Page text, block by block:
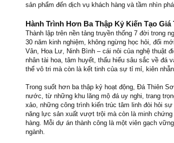
sản phẩm đến dịch vụ khách hàng và tầm nhìn
Hành Trình Hơn Ba Thập Kỷ Kiến Tạo
Thành lập trên nền tảng truyền thống 7 đời trong
30 năm kinh nghiệm, không ngừng học hỏi, đổi
Vân, Hoa Lư, Ninh Bình – cái nôi của nghệ thuật
nhân tài hoa, tâm huyết, thấu hiểu sâu sắc về đá
thể vô tri mà còn là kết tinh của sự tỉ mỉ, kiên
Trong suốt hơn ba thập kỷ hoạt động, Đá Thiên
nước, từ những khu lăng mộ đá uy nghi, trang
xảo, những công trình kiến trúc tâm linh đòi hỏi
năng lực sản xuất vượt trội mà còn là minh
hàng. Mỗi dự án thành công là một viên gạch
ngành.